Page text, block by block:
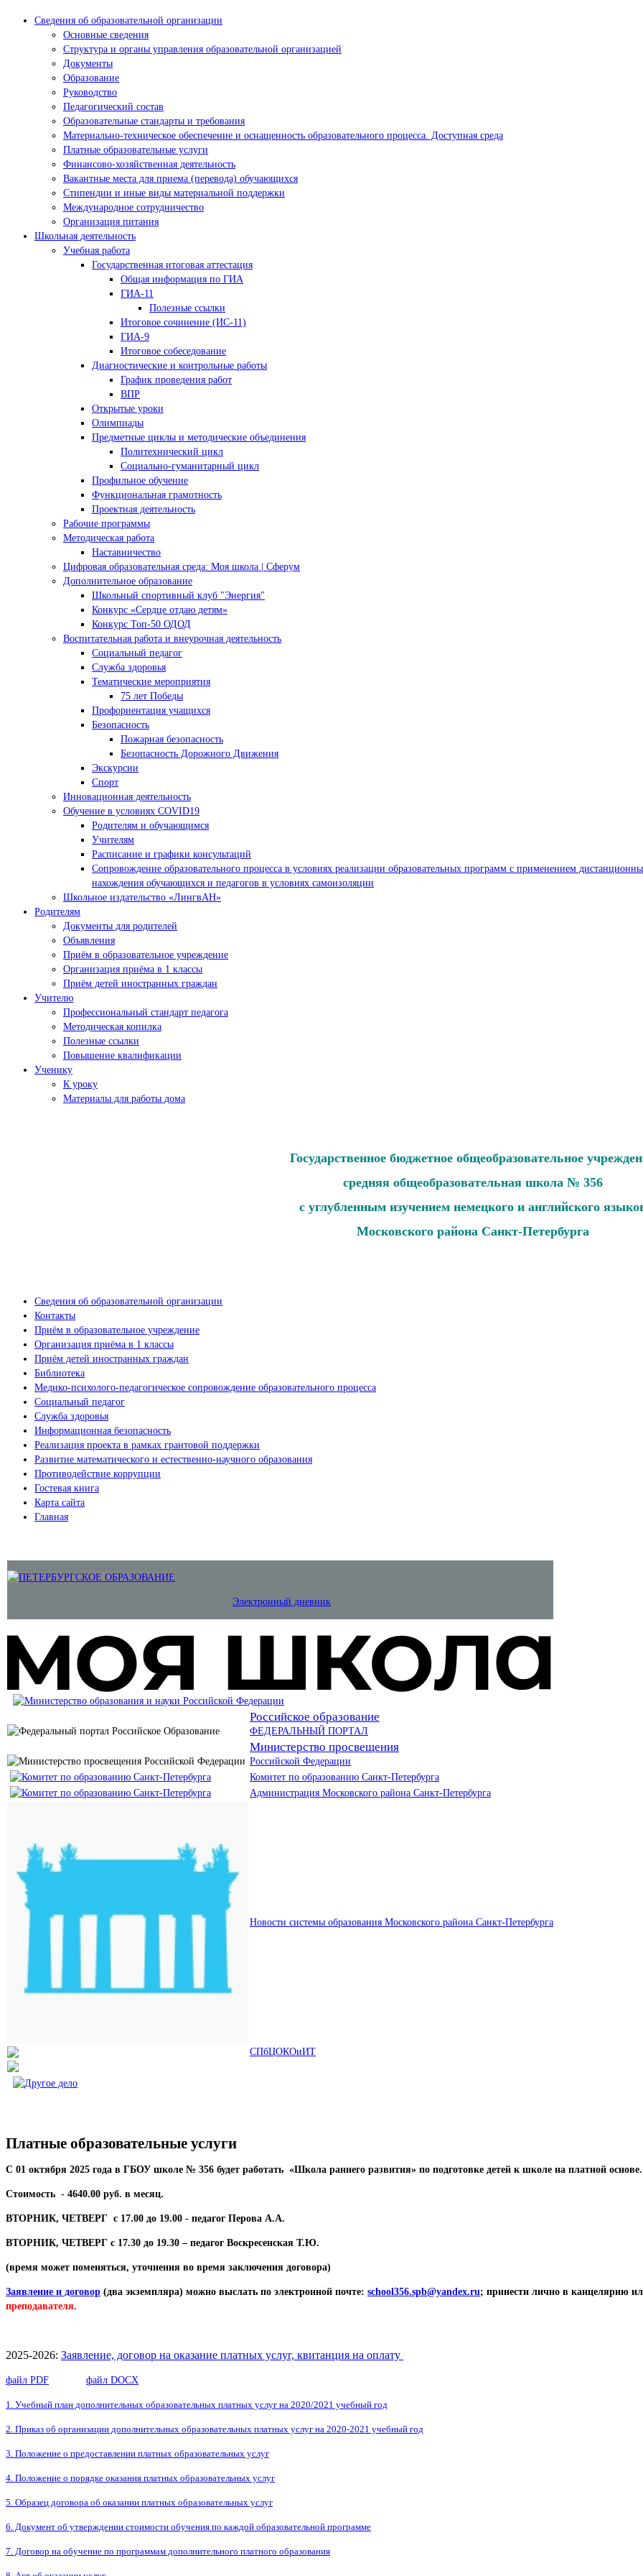
Сведения об образовательной организации
Основные сведения
Структура и органы управления образовательной организацией
Документы
Образование
Руководство
Педагогический состав
Образовательные стандарты и требования
Материально-техническое обеспечение и оснащенность образовательного процесса. Доступная среда
Платные образовательные услуги
Финансово-хозяйственная деятельность
Вакантные места для приема (перевода) обучающихся
Стипендии и иные виды материальной поддержки
Международное сотрудничество
Организация питания
Школьная деятельность
Учебная работа
Государственная итоговая аттестация
Общая информация по ГИА
ГИА-11
Полезные ссылки
Итоговое сочинение (ИС-11)
ГИА-9
Итоговое собеседование
Диагностические и контрольные работы
График проведения работ
ВПР
Открытые уроки
Олимпиады
Предметные циклы и методические объединения
Политехнический цикл
Социально-гуманитарный цикл
Профильное обучение
Функциональная грамотность
Проектная деятельность
Рабочие программы
Методическая работа
Наставничество
Цифровая образовательная среда: Моя школа | Сферум
Дополнительное образование
Школьный спортивный клуб "Энергия"
Конкурс «Сердце отдаю детям»
Конкурс Топ-50 ОДОД
Воспитательная работа и внеурочная деятельность
Социальный педагог
Служба здоровья
Тематические мероприятия
75 лет Победы
Профориентация учащихся
Безопасность
Пожарная безопасность
Безопасность Дорожного Движения
Экскурсии
Спорт
Инновационная деятельность
Обучение в условиях COVID19
Родителям и обучающимся
Учителям
Расписание и графики консультаций
Сопровождение образовательного процесса в условиях реализации образовательных программ с применением
нахождения обучающихся и педагогов в условиях самоизоляции
Школьное издательство «ЛингвАН»
Родителям
Документы для родителей
Объявления
Приём в образовательное учреждение
Организация приёма в 1 классы
Приём детей иностранных граждан
Учителю
Профессиональный стандарт педагога
Методическая копилка
Полезные ссылки
Повышение квалификации
Ученику
К уроку
Материалы для работы дома
Государственное бюджетное общеобразовательное
средняя общеобразовательная школа № 356
с углубленным изучением немецкого и английского
Московского района Санкт-Петербурга
Сведения об образовательной организации
Контакты
Приём в образовательное учреждение
Организация приёма в 1 классы
Приём детей иностранных граждан
Библиотека
Медико-психолого-педагогическое сопровождение образовательного процесса
Социальный педагог
Служба здоровья
Информационная безопасность
Реализация проекта в рамках грантовой поддержки
Развитие математического и естественно-научного образования
Противодействие коррупции
Гостевая книга
Карта сайта
Главная
Электронный дневник
Российское образование
ФЕДЕРАЛЬНЫЙ ПОРТАЛ
Министерство просвещения
Российской Федерации
Комитет по образованию Санкт-Петербурга
Администрация Московского района Санкт-Петербурга
Новости системы образования Московского района Санкт-Петербурга
СПбЦОКОиИТ
Платные образовательные услуги
С 01 октября 2025 года в ГБОУ школе № 356 будет работать «Школа раннего развития» по подготовке детей к школе на платной основе.
Стоимость - 4640.00 руб. в месяц.
ВТОРНИК, ЧЕТВЕРГ с 17.00 до 19.00 - педагог Перова А.А.
ВТОРНИК, ЧЕТВЕРГ с 17.30 до 19.30 – педагог Воскресенская Т.Ю.
(время может поменяться, уточнения во время заключения договора)
Заявление и договор (два экземпляра) можно выслать по электронной почте: school356.spb@yandex.ru; принести лично в канцелярию
преподавателя.
2025-2026: Заявление, договор на оказание платных услуг, квитанция на оплату
файл PDF файл DOCX
1. Учебный план дополнительных образовательных платных услуг на 2020/2021 учебный год
2. Приказ об организации дополнительных образовательных платных услуг на 2020-2021 учебный год
3. Положение о предоставлении платных образовательных услуг
4. Положение о порядке оказания платных образовательных услуг
5. Образец договора об оказании платных образовательных услуг
6. Документ об утверждении стоимости обучения по каждой образовательной программе
7. Договор на обучение по программам дополнительного платного образования